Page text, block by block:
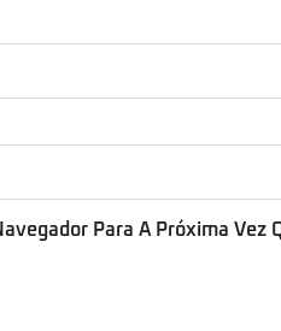
Para A Próxima Vez